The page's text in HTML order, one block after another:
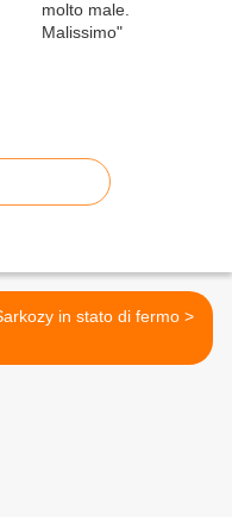
Sarkozy in stato di fermo >